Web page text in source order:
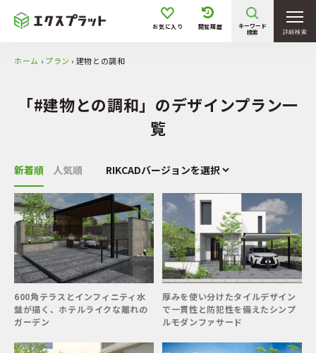
詳細検索
お気に入り 閲覧履歴
キーワード
検索
ホーム › プラン › 建物との調和
「#建物との調和」のデザインプラン一
覧
新着順 人気順
600角テラスとインフィニティ水
盤が描く、ホテルライクな離れの
ガーデン
厚みを使い分けたタイルデザイン
で一貫性と防犯性を備えたシンプ
ルモダンファサード